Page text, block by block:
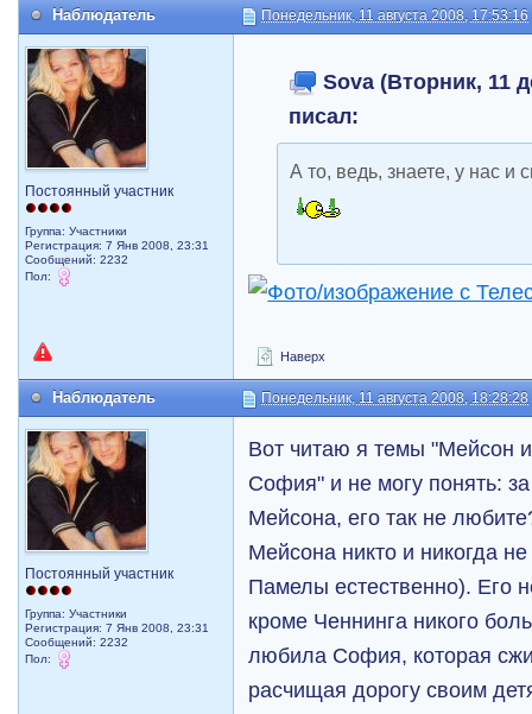
Наблюдатель Понедельник, 11 августа 2008, 17:53:16
Постоянный участник
Группа: Участники
Регистрация: 7 Янв 2008, 23:31
Сообщений: 2232
Пол:
Sova (Вторник, 11
писал:
А то, ведь, знаете, у нас и
Наверх
Наблюдатель Понедельник, 11 августа 2008, 18:28:28
Постоянный участник
Группа: Участники
Регистрация: 7 Янв 2008, 23:31
Сообщений: 2232
Пол:
Вот читаю я темы "Мейсон
София" и не могу понять:
Мейсона, его так не
Мейсона никто и никогда
Памелы естественно). Его
кроме Ченнинга никого
любила София, которая
расчищая дорогу своим